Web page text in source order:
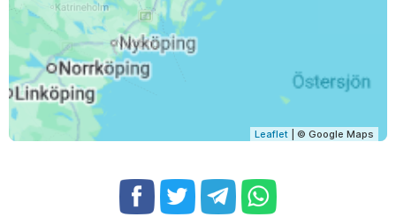
Leaflet | © Google Maps